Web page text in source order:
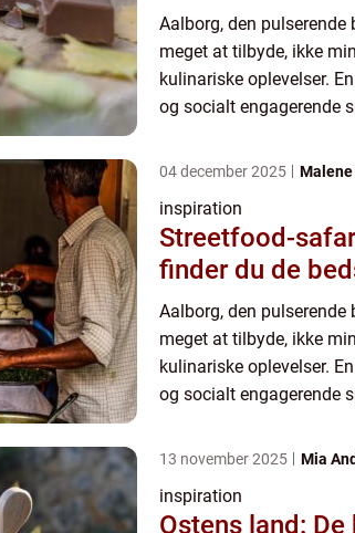
Aalborg, den pulserende
meget at tilbyde, ikke
kulinariske oplevelser.
og socialt engagerende
04 december 2025
inspiration
Streetfood-
finder du de
Aalborg, den pulserende
meget at tilbyde, ikke
kulinariske oplevelser.
og socialt engagerende
13 november 2025 Mia
inspiration
Ostens land: